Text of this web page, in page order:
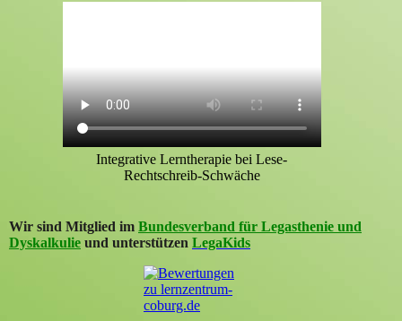
Integrative Lerntherapie bei Lese-
Rechtschreib-Schwäche
Wir sind Mitglied im Bundesverband für Legasthenie und
Dyskalkulie und unterstützen LegaKids